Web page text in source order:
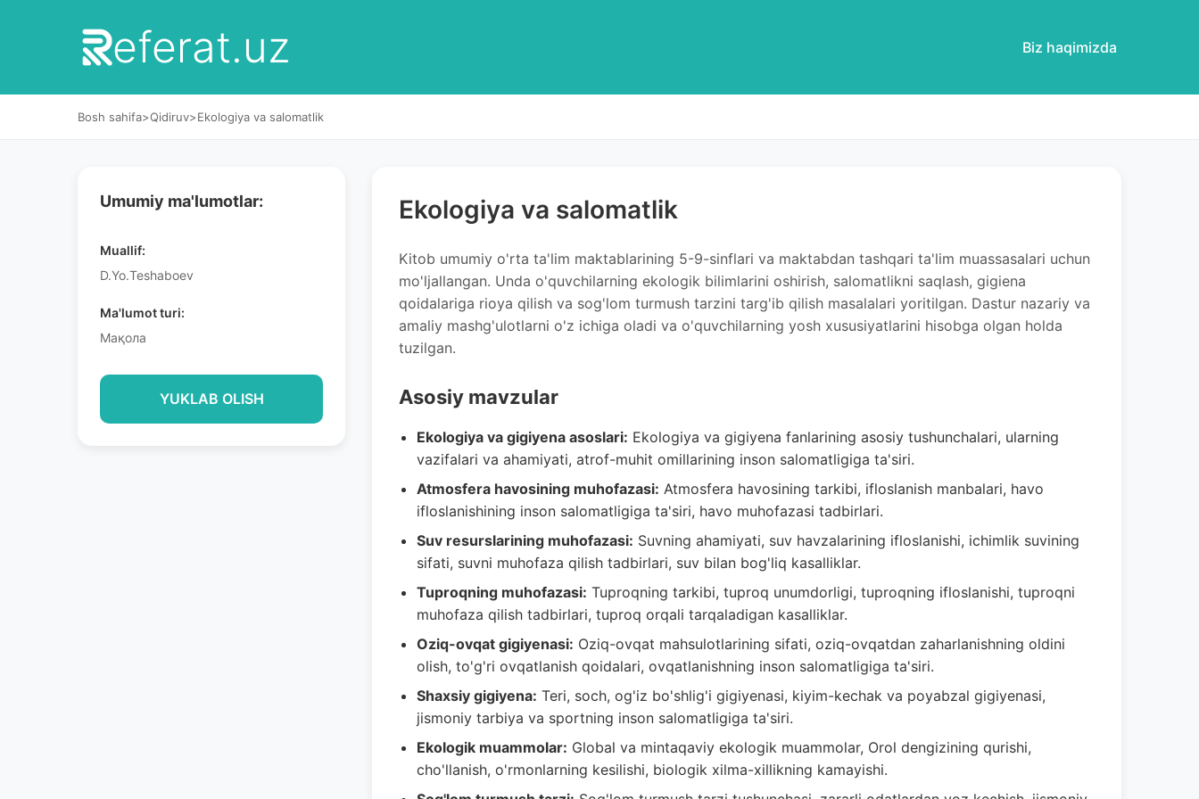
eferat.uz Biz haqimizda
Bosh sahifa>Qidiruv>Ekologiya va salomatlik
Umumiy ma'lumotlar:
Muallif:
D.Yo.Teshaboev
Ma'lumot turi:
Мақола
YUKLAB OLISH
Ekologiya va salomatlik
Kitob umumiy o'rta ta'lim maktablarining 5-9-sinflari va maktabdan tashqari ta'lim muassasalari uchun
mo'ljallangan. Unda o'quvchilarning ekologik bilimlarini oshirish, salomatlikni saqlash, gigiena
qoidalariga rioya qilish va sog'lom turmush tarzini targ'ib qilish masalalari yoritilgan. Dastur nazariy va
amaliy mashg'ulotlarni o'z ichiga oladi va o'quvchilarning yosh xususiyatlarini hisobga olgan holda
tuzilgan.
Asosiy mavzular
Ekologiya va gigiyena asoslari: Ekologiya va gigiyena fanlarining asosiy tushunchalari, ularning
vazifalari va ahamiyati, atrof-muhit omillarining inson salomatligiga ta'siri.
Atmosfera havosining muhofazasi: Atmosfera havosining tarkibi, ifloslanish manbalari, havo
ifloslanishining inson salomatligiga ta'siri, havo muhofazasi tadbirlari.
Suv resurslarining muhofazasi: Suvning ahamiyati, suv havzalarining ifloslanishi, ichimlik suvining
sifati, suvni muhofaza qilish tadbirlari, suv bilan bog'liq kasalliklar.
Tuproqning muhofazasi: Tuproqning tarkibi, tuproq unumdorligi, tuproqning ifloslanishi, tuproqni
muhofaza qilish tadbirlari, tuproq orqali tarqaladigan kasalliklar.
Oziq-ovqat gigiyenasi: Oziq-ovqat mahsulotlarining sifati, oziq-ovqatdan zaharlanishning oldini
olish, to'g'ri ovqatlanish qoidalari, ovqatlanishning inson salomatligiga ta'siri.
Shaxsiy gigiyena: Teri, soch, og'iz bo'shlig'i gigiyenasi, kiyim-kechak va poyabzal gigiyenasi,
jismoniy tarbiya va sportning inson salomatligiga ta'siri.
Ekologik muammolar: Global va mintaqaviy ekologik muammolar, Orol dengizining qurishi,
cho'llanish, o'rmonlarning kesilishi, biologik xilma-xillikning kamayishi.